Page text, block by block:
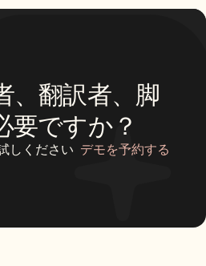
、翻訳者、脚
要ですか？
しください デモを予約する